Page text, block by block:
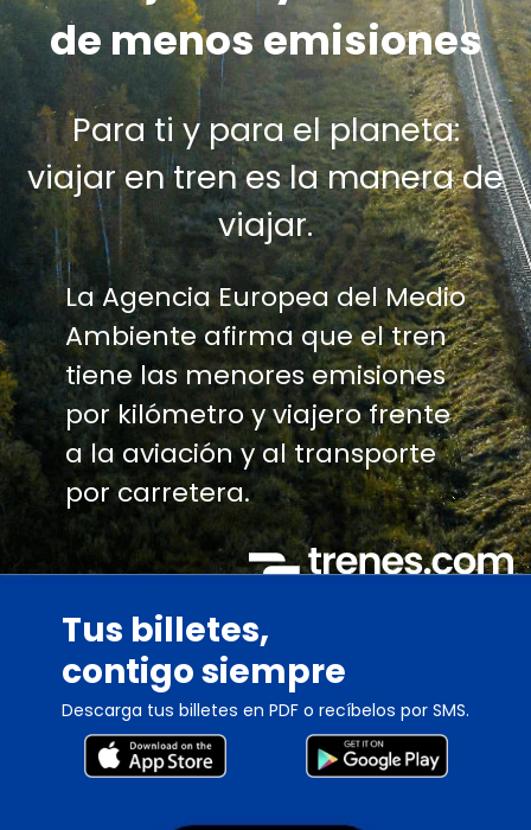
de menos emisiones
Para ti y para el planeta:
viajar en tren es la manera de
viajar.
La Agencia Europea del Medio
Ambiente afirma que el tren
tiene las menores emisiones
por kilómetro y viajero frente
a la aviación y al transporte
por carretera.
Tus billetes,
contigo siempre
Descarga tus billetes en PDF o recíbelos por SMS.